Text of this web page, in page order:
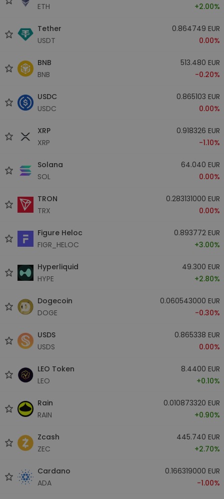
ETH
+2.00%
Tether
USDT
0.864749 EUR
0.00%
BNB
BNB
513.480 EUR
-0.20%
USDC
USDC
0.865103 EUR
0.00%
XRP
XRP
0.918326 EUR
-1.10%
Solana
SOL
64.040 EUR
0.00%
TRON
TRX
0.283131000 EUR
0.00%
Figure Heloc
FIGR_HELOC
0.893772 EUR
+3.00%
Hyperliquid
HYPE
49.300 EUR
+2.80%
Dogecoin
DOGE
0.060543000 EUR
-0.30%
USDS
USDS
0.865338 EUR
0.00%
LEO Token
LEO
8.4400 EUR
+0.10%
Rain
RAIN
0.010873320 EUR
+0.90%
Zcash
ZEC
445.740 EUR
+2.70%
Cardano
ADA
0.166319000 EUR
-1.00%